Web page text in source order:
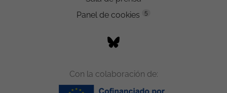
Panel de cookies
5
Con la colaboración de: